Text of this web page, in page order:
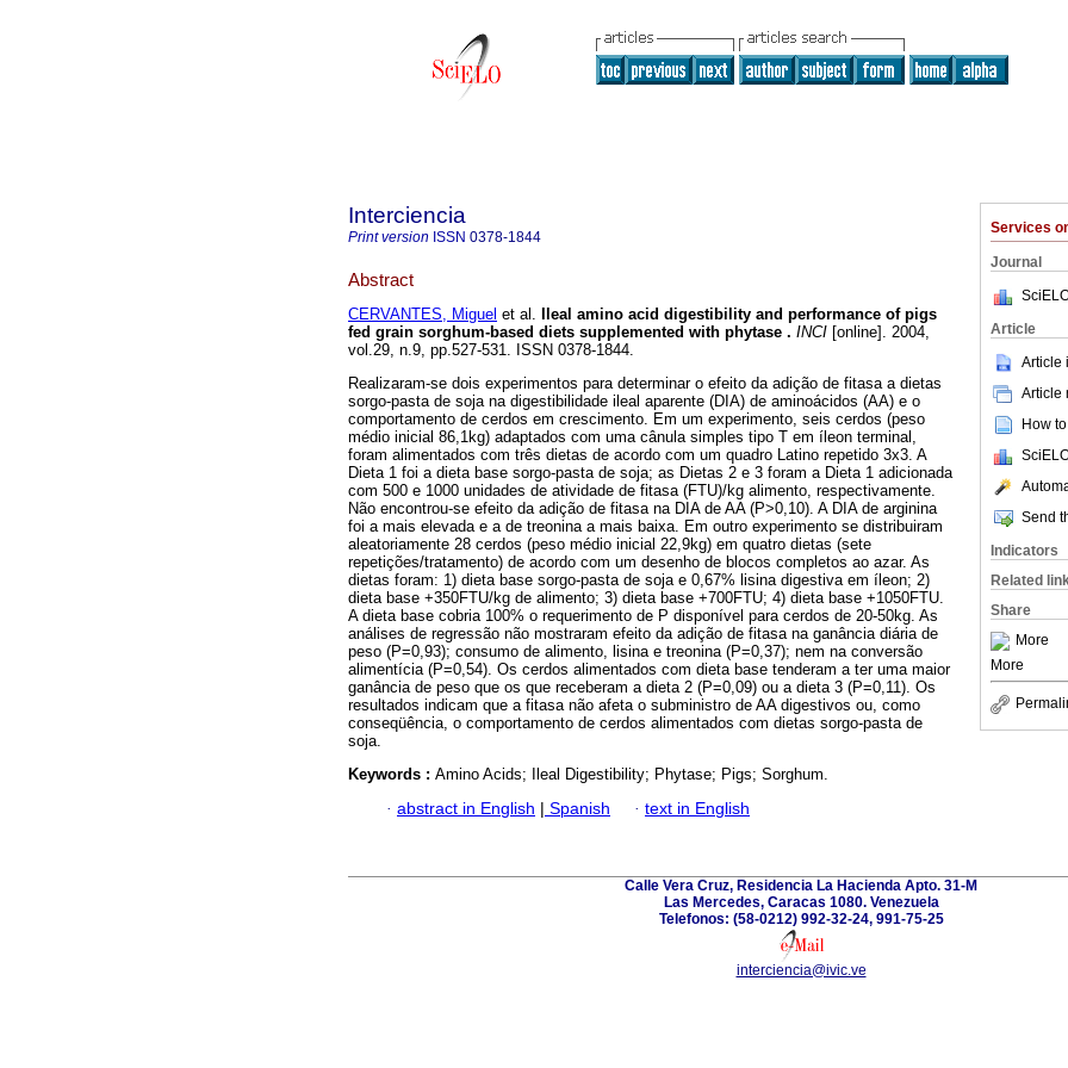
Services
Journal
Article
Article
Article
How
Send
Indicators
Related
Share
More
More
Interciencia
Print version ISSN 0378-1844
Abstract
CERVANTES, Miguel et al.
Ileal amino acid digestibility and performance of pigs
fed grain sorghum-based diets supplemented with phytase . INCI [online]. 2004,
vol.29, n.9, pp.527-531. ISSN 0378-1844.
Realizaram-se dois experimentos para determinar o efeito da adição de fitasa a dietas
sorgo-pasta de soja na digestibilidade ileal aparente (DIA) de aminoácidos (AA) e o
comportamento de cerdos em crescimento. Em um experimento, seis cerdos (peso
médio inicial 86,1kg) adaptados com uma cânula simples tipo T em íleon terminal,
foram alimentados com três dietas de acordo com um quadro Latino repetido 3x3. A
Dieta 1 foi a dieta base sorgo-pasta de soja; as Dietas 2 e 3 foram a Dieta 1 adicionada
com 500 e 1000 unidades de atividade de fitasa (FTU)/kg alimento, respectivamente.
Não encontrou-se efeito da adição de fitasa na DIA de AA (P>0,10). A DIA de arginina
foi a mais elevada e a de treonina a mais baixa. Em outro experimento se distribuiram
aleatoriamente 28 cerdos (peso médio inicial 22,9kg) em quatro dietas (sete
repetições/tratamento) de acordo com um desenho de blocos completos ao azar. As
dietas foram: 1) dieta base sorgo-pasta de soja e 0,67% lisina digestiva em íleon; 2)
dieta base +350FTU/kg de alimento; 3) dieta base +700FTU; 4) dieta base +1050FTU.
A dieta base cobria 100% o requerimento de P disponível para cerdos de 20-50kg. As
análises de regressão não mostraram efeito da adição de fitasa na ganância diária de
peso (P=0,93); consumo de alimento, lisina e treonina (P=0,37); nem na conversão
alimentícia (P=0,54). Os cerdos alimentados com dieta base tenderam a ter uma maior
ganância de peso que os que receberam a dieta 2 (P=0,09) ou a dieta 3 (P=0,11). Os
resultados indicam que a fitasa não afeta o subministro de AA digestivos ou, como
conseqüência, o comportamento de cerdos alimentados com dietas sorgo-pasta de
soja.
Keywords : Amino Acids; Ileal Digestibility; Phytase; Pigs; Sorghum.
· abstract in English | Spanish · text in English
Calle Vera Cruz, Residencia La Hacienda Apto. 31-M
Las Mercedes, Caracas 1080. Venezuela
Telefonos: (58-0212) 992-32-24, 991-75-25
interciencia@ivic.ve